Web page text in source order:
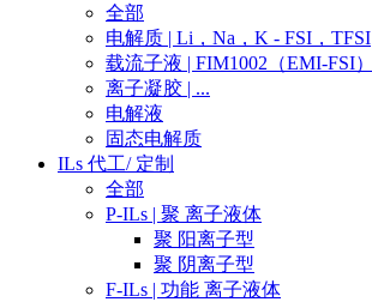
全部
电解质 | Li，Na，K - FSI，TFSI
载流子液 | FIM1002（EMI-FSI）
离子凝胶 | ...
电解液
固态电解质
ILs 代工/ 定制
全部
P-ILs | 聚 离子液体
聚 阳离子型
聚 阴离子型
F-ILs | 功能 离子液体